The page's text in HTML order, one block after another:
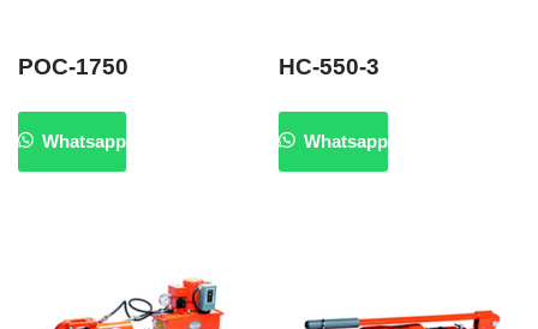
POC-1750
Whatsapp
HC-550-3
Whatsapp